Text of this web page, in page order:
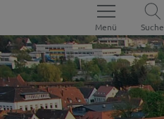
Menü Suche